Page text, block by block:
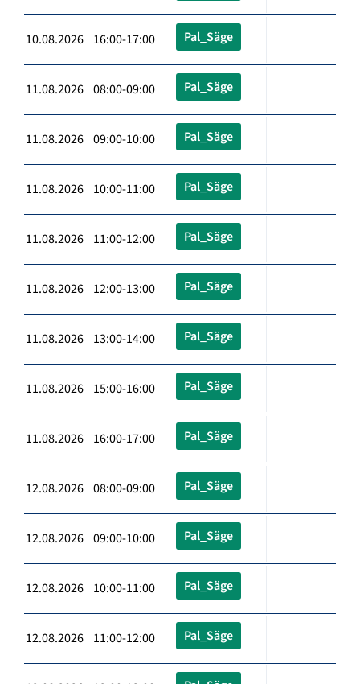
10.08.2026 16:00-17:00 Pal_Säge
11.08.2026 08:00-09:00 Pal_Säge
11.08.2026 09:00-10:00 Pal_Säge
11.08.2026 10:00-11:00 Pal_Säge
11.08.2026 11:00-12:00 Pal_Säge
11.08.2026 12:00-13:00 Pal_Säge
11.08.2026 13:00-14:00 Pal_Säge
11.08.2026 15:00-16:00 Pal_Säge
11.08.2026 16:00-17:00 Pal_Säge
12.08.2026 08:00-09:00 Pal_Säge
12.08.2026 09:00-10:00 Pal_Säge
12.08.2026 10:00-11:00 Pal_Säge
12.08.2026 11:00-12:00 Pal_Säge